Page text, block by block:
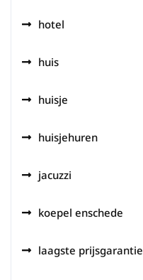
hotel
huis
huisje
huisjehuren
jacuzzi
koepel enschede
laagste prijsgarantie